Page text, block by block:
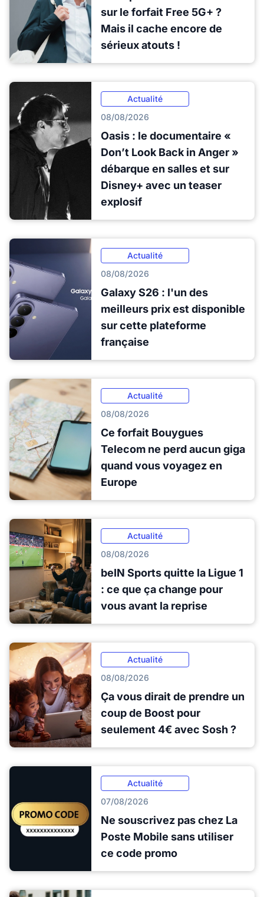
sur le forfait Free 5G+ ?
Mais il cache encore de
sérieux atouts !
Actualité
08/08/2026
Oasis : le documentaire «
Don’t Look Back in Anger »
débarque en salles et sur
Disney+ avec un teaser
explosif
Actualité
08/08/2026
Galaxy S26 : l'un des
meilleurs prix est disponible
sur cette plateforme
française
Actualité
08/08/2026
Ce forfait Bouygues
Telecom ne perd aucun giga
quand vous voyagez en
Europe
Actualité
08/08/2026
beIN Sports quitte la Ligue 1
: ce que ça change pour
vous avant la reprise
Actualité
08/08/2026
Ça vous dirait de prendre un
coup de Boost pour
seulement 4€ avec Sosh ?
Actualité
07/08/2026
Ne souscrivez pas chez La
Poste Mobile sans utiliser
ce code promo